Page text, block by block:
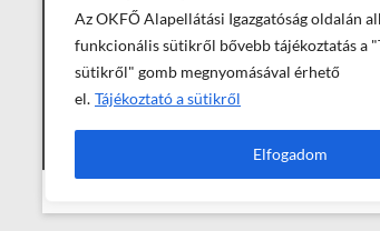
Az OKFŐ Alapellátási Igazgatóság oldalán
funkcionális sütikről bővebb tájékoztatás a
sütikről" gomb megnyomásával érhető
el. Tájékoztató a sütikről
Elfogadom
Elérhetőségek